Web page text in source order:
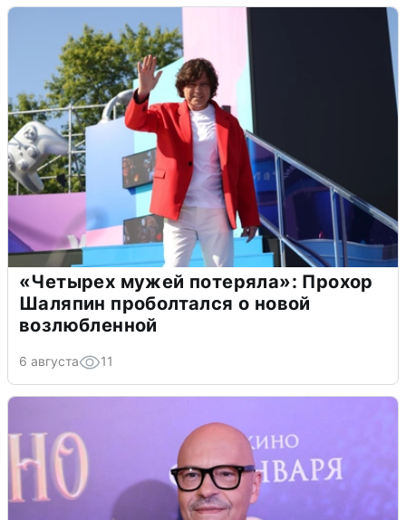
«Четырех мужей потеряла»: Прохор
Шаляпин проболтался о новой
возлюбленной
6 августа 11